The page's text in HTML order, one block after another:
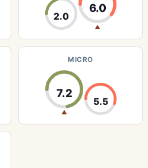
2.0
6.0
▲
MICRO
7.2
▲
5.5